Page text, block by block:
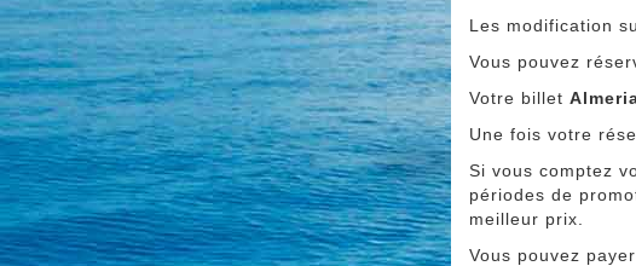
Les modification
Vous pouvez
Votre billet
Une fois votre
Si vous comptez
périodes de
meilleur prix.
Vous pouvez